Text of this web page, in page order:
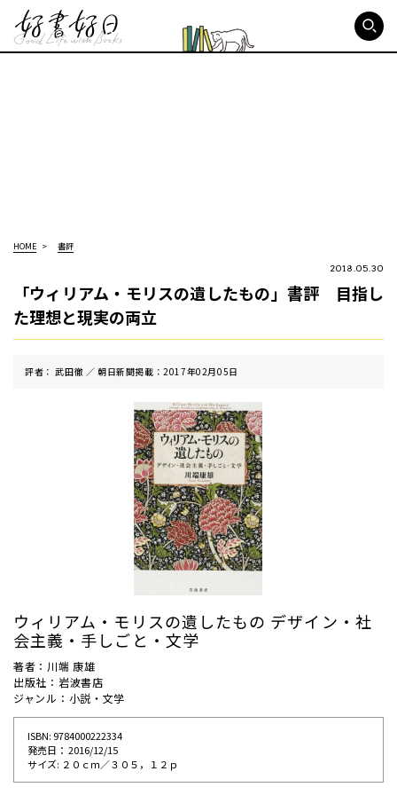
HOME 書評
2018.05.30
「ウィリアム・モリスの遺したもの」書評 目指し
た理想と現実の両立
評者： 武田徹 ／ 朝⽇新聞掲載：2017年02月05日
ウィリアム・モリスの遺したもの デザイン・社
会主義・手しごと・文学
著者：川端 康雄
出版社：岩波書店
ジャンル：小説・文学
ISBN: 9784000222334
発売⽇： 2016/12/15
サイズ: ２０ｃｍ／３０５，１２ｐ